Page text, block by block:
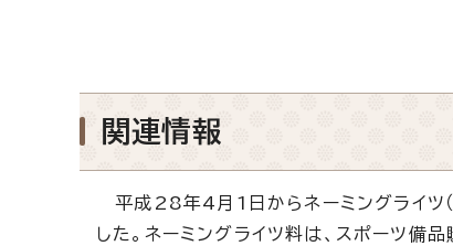
関連情報
平成28年4月1日からネーミングライツ（
した。ネーミングライツ料は、スポーツ備